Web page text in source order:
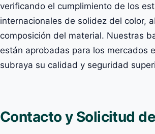
verificando el cumplimiento de los
internacionales de solidez del color,
composición del material. Nuestras
están aprobadas para los mercados
subraya su calidad y seguridad
Contacto y Solicitud